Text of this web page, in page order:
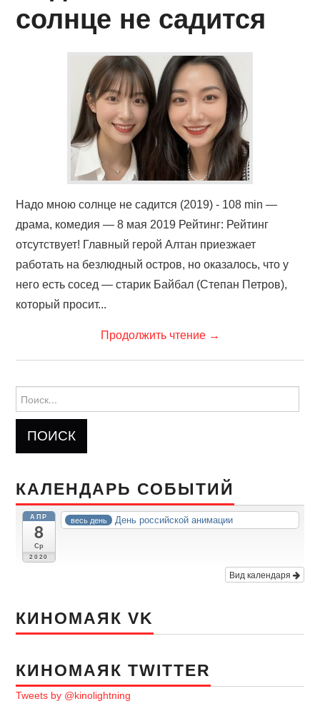
КОНТАКТЫ
солнце не садится
Надо мною солнце не садится (2019) - 108 min —
драма, комедия — 8 мая 2019 Рейтинг: Рейтинг
отсутствует! Главный герой Алтан приезжает
работать на безлюдный остров, но оказалось, что у
него есть сосед — старик Байбал (Степан Петров),
который просит...
Продолжить чтение →
КАЛЕНДАРЬ СОБЫТИЙ
АПР
8
Ср
2020
весь день День российской анимации
Вид календаря
КИНОМАЯК VK
КИНОМАЯК TWITTER
Tweets by @kinolightning